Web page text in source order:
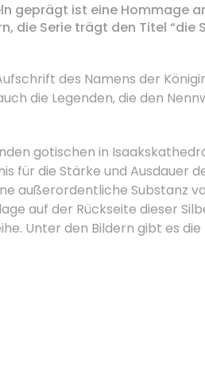
geprägt ist eine Hommage
die Serie trägt den Titel “die
des Namens der
die Legenden, die den
gotischen in
für die Stärke und Ausdauer
außerordentliche Substanz
auf der Rückseite dieser
Unter den Bildern gibt es